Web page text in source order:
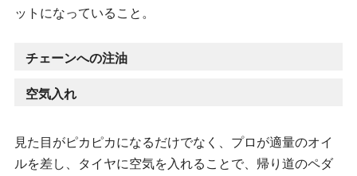
ットになっていること。
チェーンへの注油
空気入れ
見た目がピカピカになるだけでなく、プロが適量のオイ
ルを差し、タイヤに空気を入れることで、帰り道のペダ